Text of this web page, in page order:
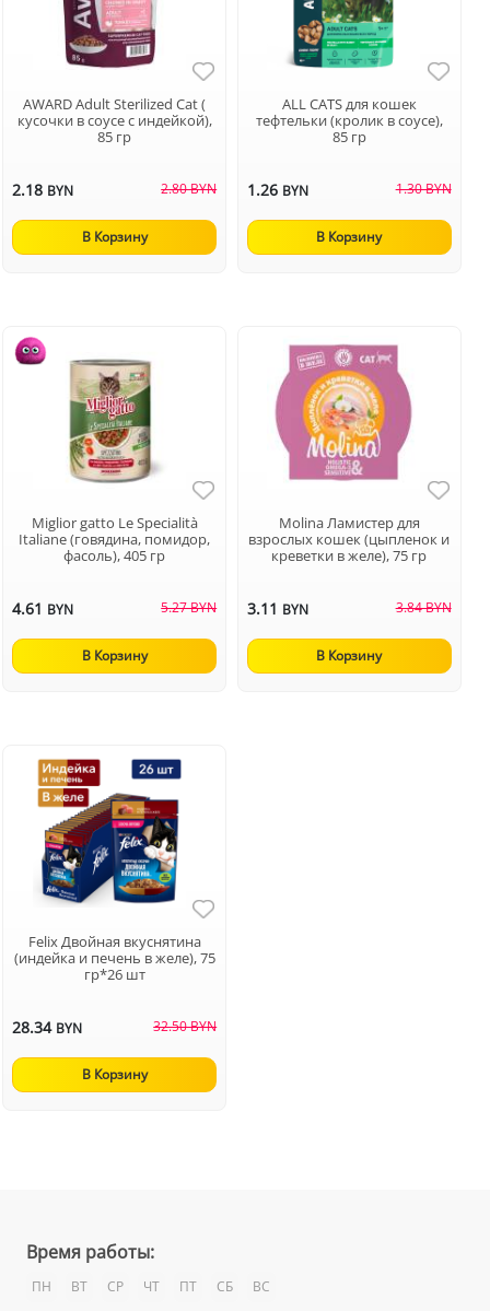
AWARD Adult Sterilized Cat (
кусочки в соусе с индейкой),
85 гр
2.18 BYN 2.80 BYN
В Корзину
ALL CATS для кошек
тефтельки (кролик в соусе),
85 гр
1.26 BYN 1.30 BYN
В Корзину
Miglior gatto Le Specialità
Italiane (говядина, помидор,
фасоль), 405 гр
4.61 BYN 5.27 BYN
В Корзину
Molina Ламистер для
взрослых кошек (цыпленок и
креветки в желе), 75 гр
3.11 BYN 3.84 BYN
В Корзину
Felix Двойная вкуснятина
(индейка и печень в желе), 75
гр*26 шт
28.34 BYN 32.50 BYN
В Корзину
Время работы:
ПН ВТ СР ЧТ ПТ СБ ВС